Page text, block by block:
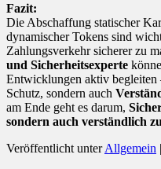
Fazit:
Die Abschaffung statischer
dynamischer Tokens sind
Zahlungsverkehr sicherer zu
und Sicherheitsexperte
Entwicklungen aktiv
Schutz, sondern auch
am Ende geht es darum,
sondern auch verständlich
Veröffentlicht unter Allgemein |